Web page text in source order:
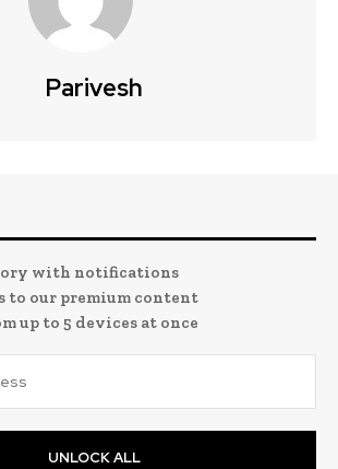
Parivesh
with notifications
to our premium content
up to 5 devices at once
UNLOCK ALL